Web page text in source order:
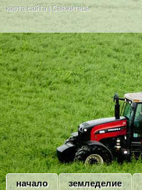
карта сайта | Свяжитесь
начало земледелие